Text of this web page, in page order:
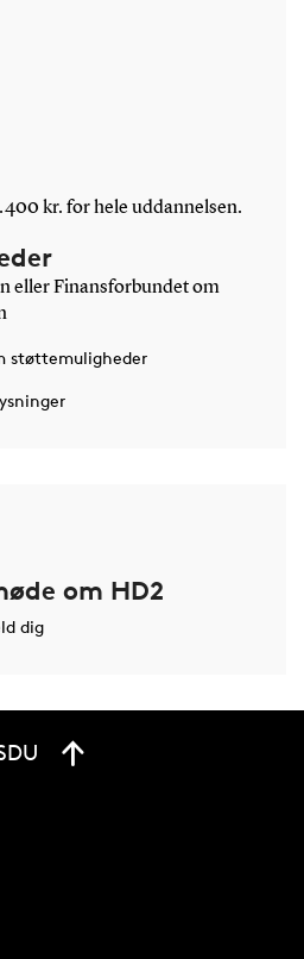
kr. for hele uddannelsen.
eller Finansforbundet om
støttemuligheder
om HD2
dig